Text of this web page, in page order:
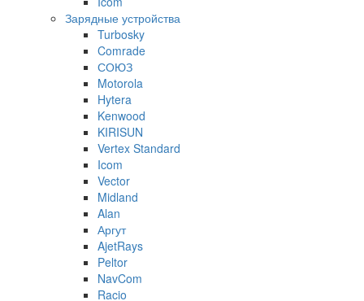
Зарядные устройства
Turbosky
Comrade
СОЮЗ
Motorola
Hytera
Kenwood
KIRISUN
Vertex Standard
Icom
Vector
Midland
Alan
Аргут
AjetRays
Peltor
NavCom
Racio